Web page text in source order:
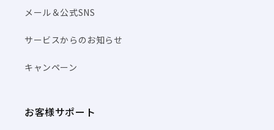
メール＆公式SNS
サービスからのお知らせ
キャンペーン
お客様サポート